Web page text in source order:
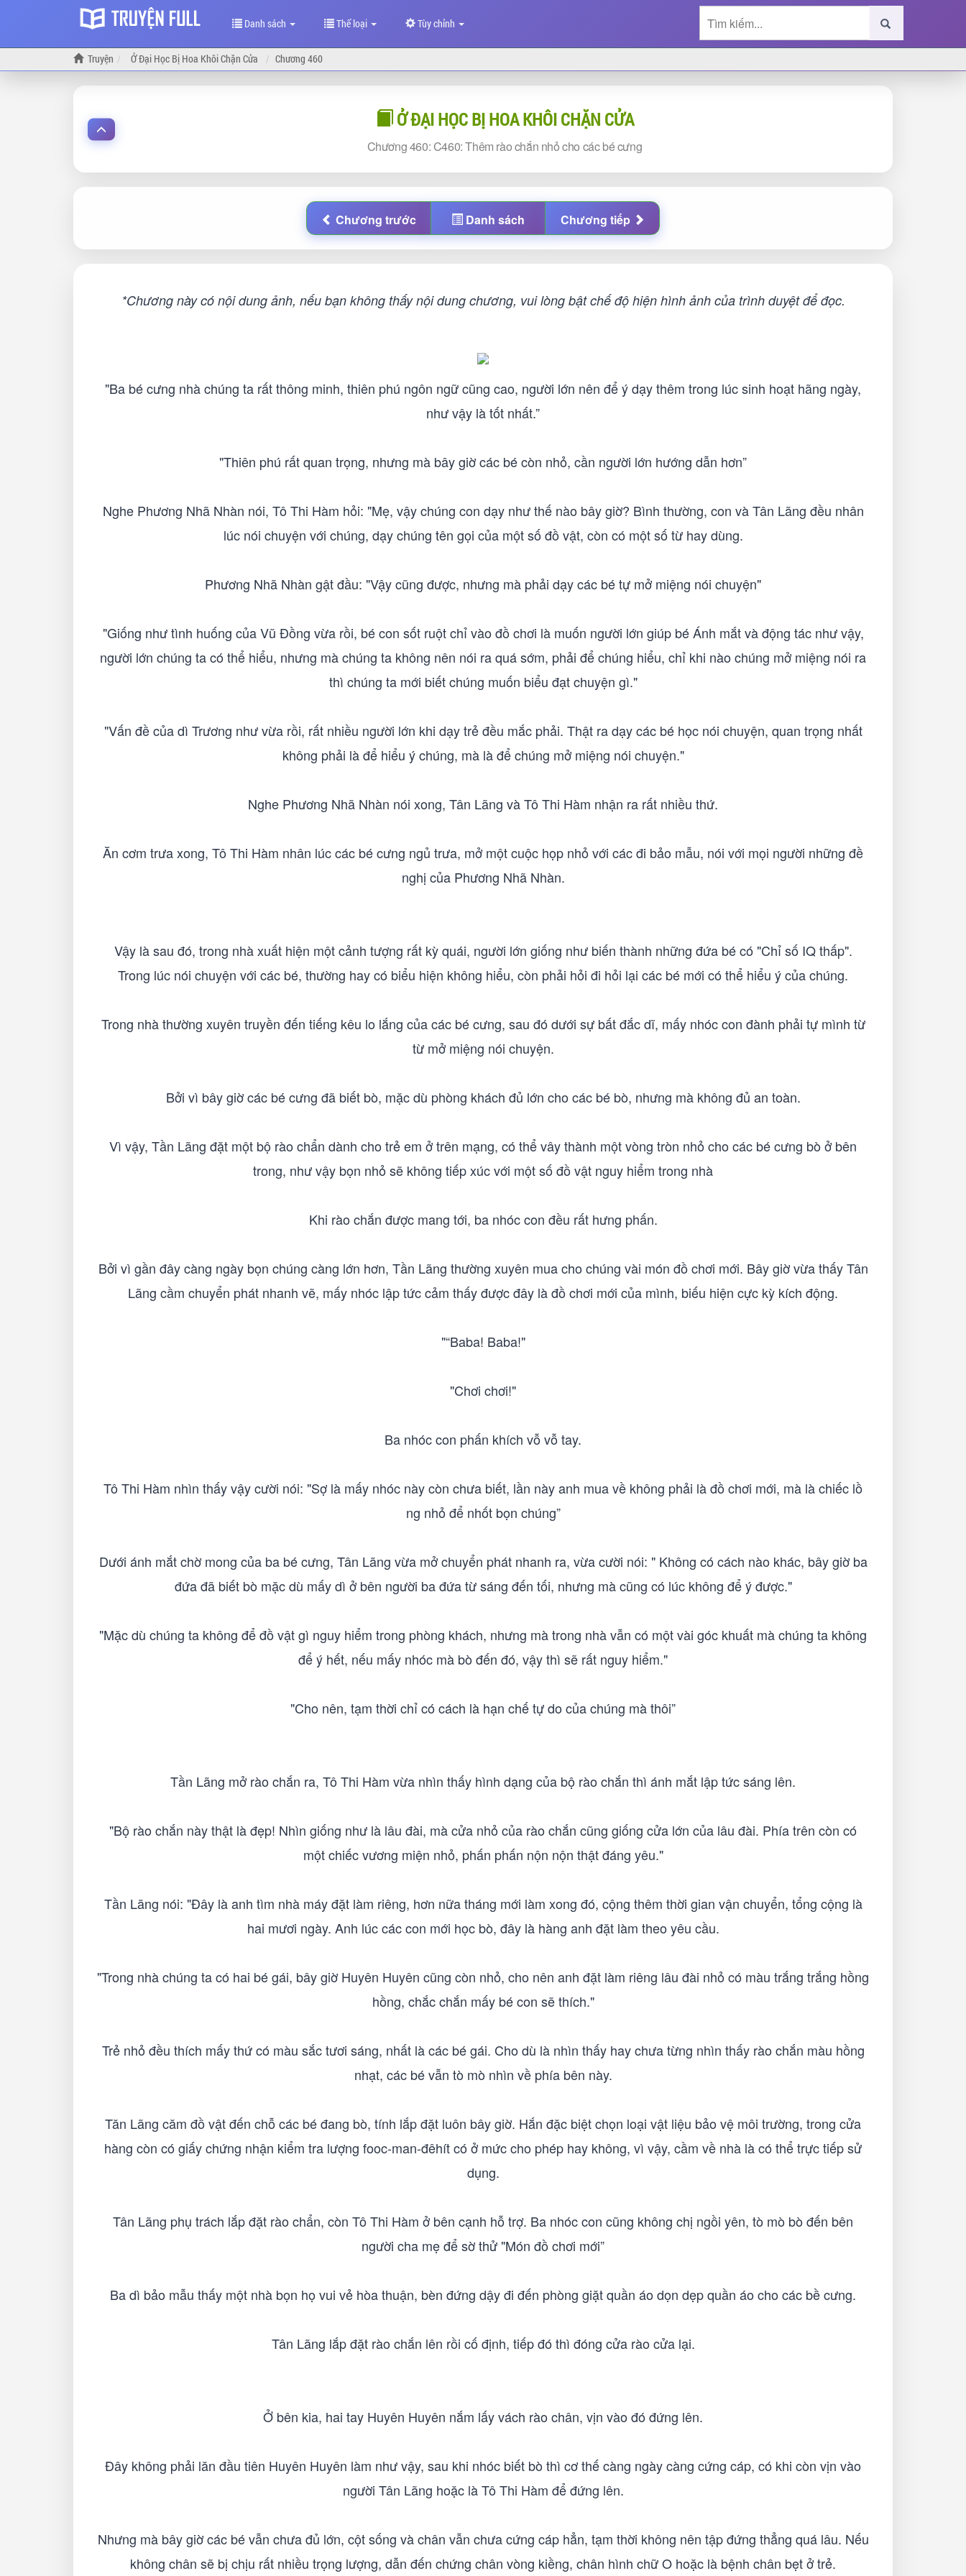
Danh sách Thể loại Tùy chỉnh
Truyện Ở Đại Học Bị Hoa Khôi Chặn Cửa Chương 460
Ở ĐẠI HỌC BỊ HOA KHÔI CHẶN CỬA
Chương460: C460: Thêm rào chắn nhỏ cho các bé cưng
Chương trước Danh sách Chương tiếp
*Chương này có nội dung ảnh, nếu bạn không thấy nội dung chương, vui lòng bật chế độ hiện hình ảnh của trình duyệt để đọc.
"Ba bé cưng nhà chúng ta rất thông minh, thiên phú ngôn ngữ cũng cao, người lớn nên để ý dạy thêm trong lúc sinh hoạt hãng ngày,
như vậy là tốt nhất.”
"Thiên phú rất quan trọng, nhưng mà bây giờ các bé còn nhỏ, cần người lớn hướng dẫn hơn”
Nghe Phương Nhã Nhàn nói, Tô Thi Hàm hỏi: "Mẹ, vậy chúng con dạy như thế nào bây giờ? Bình thường, con và Tân Lãng đều nhân
lúc nói chuyện với chúng, dạy chúng tên gọi của một số đồ vật, còn có một số từ hay dùng.
Phương Nhã Nhàn gật đầu: "Vậy cũng được, nhưng mà phải dạy các bé tự mở miệng nói chuyện"
"Giống như tình huống của Vũ Đồng vừa rồi, bé con sốt ruột chỉ vào đồ chơi là muốn người lớn giúp bé Ánh mắt và động tác như vậy,
người lớn chúng ta có thể hiểu, nhưng mà chúng ta không nên nói ra quá sớm, phải để chúng hiểu, chỉ khi nào chúng mở miệng nói ra
thì chúng ta mới biết chúng muốn biểu đạt chuyện gì."
"Vấn đề của dì Trương như vừa rồi, rất nhiều người lớn khi dạy trẻ đều mắc phải. Thật ra dạy các bé học nói chuyện, quan trọng nhất
không phải là để hiểu ý chúng, mà là để chúng mở miệng nói chuyện."
Nghe Phương Nhã Nhàn nói xong, Tân Lãng và Tô Thi Hàm nhận ra rất nhiều thứ.
Ăn cơm trưa xong, Tô Thi Hàm nhân lúc các bé cưng ngủ trưa, mở một cuộc họp nhỏ với các đi bảo mẫu, nói với mọi người những đề
nghị của Phương Nhã Nhàn.
Vậy là sau đó, trong nhà xuất hiện một cảnh tượng rất kỳ quái, người lớn giống như biến thành những đứa bé có "Chỉ số IQ thấp".
Trong lúc nói chuyện với các bé, thường hay có biểu hiện không hiểu, còn phải hỏi đi hỏi lại các bé mới có thể hiểu ý của chúng.
Trong nhà thường xuyên truyền đến tiếng kêu lo lắng của các bé cưng, sau đó dưới sự bất đắc dĩ, mấy nhóc con đành phải tự mình từ
từ mở miệng nói chuyện.
Bởi vì bây giờ các bé cưng đã biết bò, mặc dù phòng khách đủ lớn cho các bé bò, nhưng mà không đủ an toàn.
Vì vậy, Tần Lãng đặt một bộ rào chẩn dành cho trẻ em ở trên mạng, có thể vây thành một vòng tròn nhỏ cho các bé cưng bò ở bên
trong, như vậy bọn nhỏ sẽ không tiếp xúc với một số đồ vật nguy hiểm trong nhà
Khi rào chắn được mang tới, ba nhóc con đều rất hưng phấn.
Bởi vì gần đây càng ngày bọn chúng càng lớn hơn, Tần Lãng thường xuyên mua cho chúng vài món đồ chơi mới. Bây giờ vừa thấy Tân
Lãng cầm chuyển phát nhanh vẽ, mấy nhóc lập tức cảm thấy được đây là đồ chơi mới của mình, biếu hiện cực kỳ kích động.
"“Baba! Baba!"
"Chơi chơi!"
Ba nhóc con phấn khích vỗ vỗ tay.
Tô Thi Hàm nhìn thấy vậy cười nói: "Sợ là mấy nhóc này còn chưa biết, lần này anh mua về không phải là đồ chơi mới, mà là chiếc lồ
ng nhỏ để nhốt bọn chúng”
Dưới ánh mắt chờ mong của ba bé cưng, Tân Lãng vừa mở chuyển phát nhanh ra, vừa cười nói: " Không có cách nào khác, bây giờ ba
đứa đã biết bò mặc dù mấy dì ở bên người ba đứa từ sáng đến tối, nhưng mà cũng có lúc không để ý được."
"Mặc dù chúng ta không để đồ vật gì nguy hiểm trong phòng khách, nhưng mà trong nhà vẫn có một vài góc khuất mà chúng ta không
để ý hết, nếu mấy nhóc mà bò đến đó, vậy thì sẽ rất nguy hiểm."
"Cho nên, tạm thời chỉ có cách là hạn chế tự do của chúng mà thôi”
Tần Lãng mở rào chắn ra, Tô Thi Hàm vừa nhìn thấy hình dạng của bộ rào chắn thì ánh mắt lập tức sáng lên.
"Bộ rào chắn này thật là đẹp! Nhìn giống như là lâu đài, mà cửa nhỏ của rào chắn cũng giống cửa lớn của lâu đài. Phía trên còn có
một chiếc vương miện nhỏ, phấn phấn nộn nộn thật đáng yêu."
Tần Lãng nói: "Đây là anh tìm nhà máy đặt làm riêng, hơn nữa tháng mới làm xong đó, cộng thêm thời gian vận chuyển, tổng cộng là
hai mươi ngày. Anh lúc các con mới học bò, đây là hàng anh đặt làm theo yêu cầu.
"Trong nhà chúng ta có hai bé gái, bây giờ Huyên Huyên cũng còn nhỏ, cho nên anh đặt làm riêng lâu đài nhỏ có màu trắng trắng hồng
hồng, chắc chắn mấy bé con sẽ thích."
Trẻ nhỏ đều thích mấy thứ có màu sắc tươi sáng, nhất là các bé gái. Cho dù là nhìn thấy hay chưa từng nhìn thấy rào chắn màu hồng
nhạt, các bé vẫn tò mò nhìn về phía bên này.
Tăn Lãng căm đồ vật đến chỗ các bé đang bò, tính lắp đặt luôn bây giờ. Hắn đặc biệt chọn loại vật liệu bảo vệ môi trường, trong cửa
hàng còn có giấy chứng nhận kiểm tra lượng fooc-man-đêhít có ở mức cho phép hay không, vì vậy, cầm về nhà là có thể trực tiếp sử
dụng.
Tân Lãng phụ trách lắp đặt rào chẩn, còn Tô Thi Hàm ở bên cạnh hỗ trợ. Ba nhóc con cũng không chị ngồi yên, tò mò bò đến bên
người cha mẹ để sờ thử "Món đồ chơi mới”
Ba dì bảo mẫu thấy một nhà bọn họ vui vẻ hòa thuận, bèn đứng dậy đi đến phòng giặt quần áo dọn dẹp quần áo cho các bề cưng.
Tân Lãng lắp đặt rào chắn lên rồi cố định, tiếp đó thì đóng cửa rào cửa lại.
Ở bên kia, hai tay Huyên Huyên nắm lấy vách rào chân, vịn vào đó đứng lên.
Đây không phải lăn đầu tiên Huyên Huyên làm như vậy, sau khi nhóc biết bò thì cơ thế càng ngày càng cứng cáp, có khi còn vịn vào
người Tân Lãng hoặc là Tô Thi Hàm để đứng lên.
Nhưng mà bây giờ các bé vẫn chưa đủ lớn, cột sống và chân vẫn chưa cứng cáp hẳn, tạm thời không nên tập đứng thẳng quá lâu. Nếu
không chân sẽ bị chịu rất nhiều trọng lượng, dẫn đến chứng chân vòng kiềng, chân hình chữ O hoặc là bệnh chân bẹt ở trẻ.